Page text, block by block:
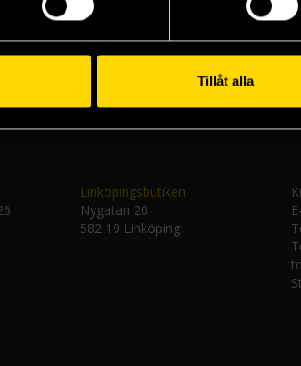
Tillåt alla
Skicka
Linköpingsbutiken
Nygatan 20
582 19 Linköping